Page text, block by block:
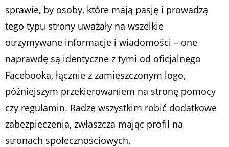
sprawie, by osoby, które mają pasję i prowadzą
tego typu strony uważały na wszelkie
otrzymywane informacje i wiadomości – one
naprawdę są identyczne z tymi od oficjalnego
Facebooka, łącznie z zamieszczonym logo,
późniejszym przekierowaniem na stronę pomocy
czy regulamin. Radzę wszystkim robić dodatkowe
zabezpieczenia, zwłaszcza mając profil na
stronach społecznościowych.